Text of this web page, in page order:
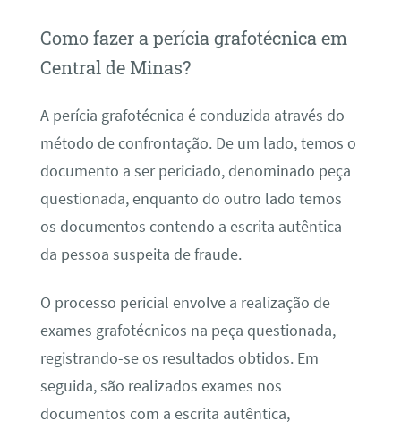
Como fazer a perícia grafotécnica em
Central de Minas?
A perícia grafotécnica é conduzida através do
método de confrontação. De um lado, temos o
documento a ser periciado, denominado peça
questionada, enquanto do outro lado temos
os documentos contendo a escrita autêntica
da pessoa suspeita de fraude.
O processo pericial envolve a realização de
exames grafotécnicos na peça questionada,
registrando-se os resultados obtidos. Em
seguida, são realizados exames nos
documentos com a escrita autêntica,